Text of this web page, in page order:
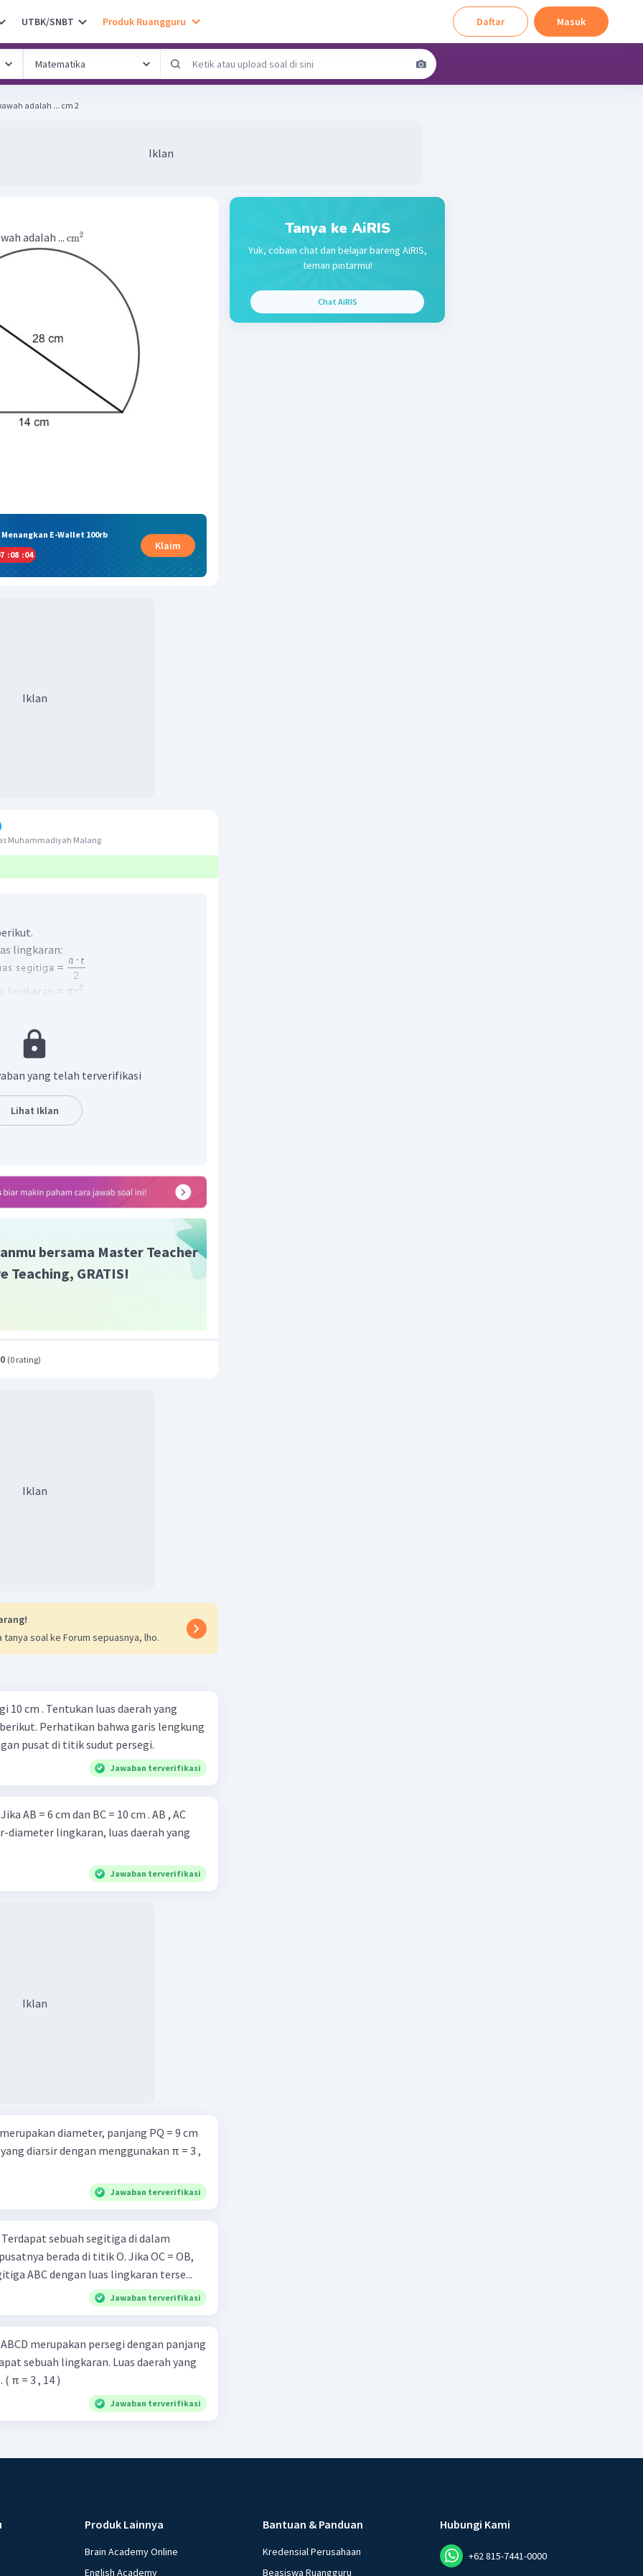
UTBK/SNBT Produk Ruangguru Daftar Masuk
adalah ... cm 2
Iklan
adalah ... cm2
E-Wallet 100rb
:08 :03
Klaim
Iklan
Muhammadiyah Malang
lingkaran:
yang telah terverifikasi
Lihat Iklan
bersama Master Teacher
Teaching, GRATIS!
(0 rating)
Iklan
tanya soal ke Forum sepuasnya, lho.
10 cm . Tentukan luas daerah yang
Perhatikan bahwa garis lengkung
pusat di titik sudut persegi.
Jawaban terverifikasi
diameter lingkaran, luas daerah yang
Jawaban terverifikasi
Iklan
diameter, panjang PQ = 9 cm
diarsir dengan menggunakan π = 3 ,
Jawaban terverifikasi
berada di titik O. Jika OC = OB,
ABC dengan luas lingkaran terse...
Jawaban terverifikasi
sebuah lingkaran. Luas daerah yang
π = 3 , 14 )
Jawaban terverifikasi
Tanya ke AiRIS
Yuk, cobain chat dan belajar bareng AiRIS,
teman pintarmu!
Chat AiRIS
Produk Lainnya
Brain Academy Online
English Academy
Bantuan & Panduan
Kredensial Perusahaan
Beasiswa Ruangguru
Hubungi Kami
+62 815-7441-0000